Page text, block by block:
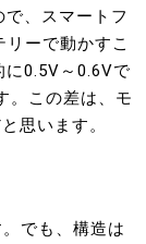
、スマートフ
ーで動かすこ
に0.5V～0.6Vで
。この差は、モ
思います。
でも、構造は